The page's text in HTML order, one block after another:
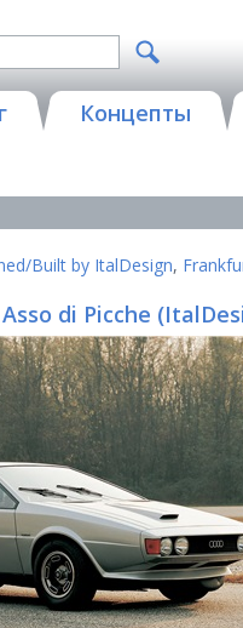
Концепты
Built by ItalDesign,
di Picche